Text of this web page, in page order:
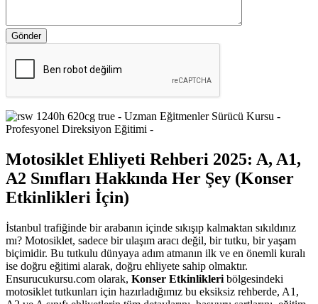
Gönder
Motosiklet Ehliyeti Rehberi 2025: A, A1,
A2 Sınıfları Hakkında Her Şey (Konser
Etkinlikleri İçin)
İstanbul trafiğinde bir arabanın içinde sıkışıp kalmaktan sıkıldınız
mı? Motosiklet, sadece bir ulaşım aracı değil, bir tutku, bir yaşam
biçimidir. Bu tutkulu dünyaya adım atmanın ilk ve en önemli kuralı
ise doğru eğitimi alarak, doğru ehliyete sahip olmaktır.
Ensurucukursu.com olarak, Konser Etkinlikleri bölgesindeki
motosiklet tutkunları için hazırladığımız bu eksiksiz rehberde, A1,